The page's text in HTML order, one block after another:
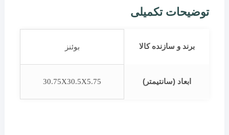
توضیحات تکمیلی
برند و سازنده کالا بوئنز
ابعاد (سانتیمتر) 30.75X30.5X5.75